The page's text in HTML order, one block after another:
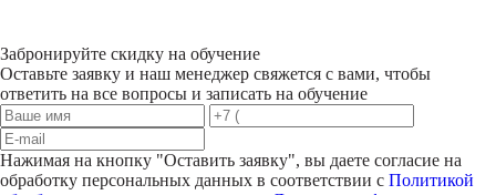
Забронируйте скидку на обучение
Оставьте заявку и наш менеджер свяжется с вами, чтобы
ответить на все вопросы и записать на обучение
Нажимая на кнопку "Оставить заявку", вы даете согласие на
обработку персональных данных в соответствии с Политикой